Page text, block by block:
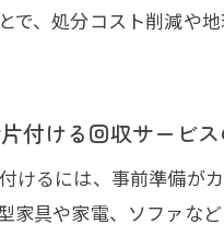
で、処分コスト削減や
付ける回収サービ
けるには、事前準備が
家具や家電、ソファな